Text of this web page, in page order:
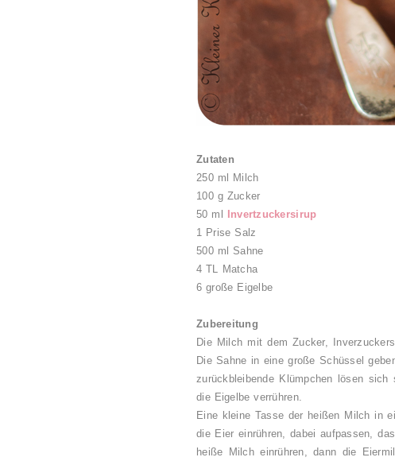
Zutaten
250 ml Milch
100 g Zucker
50 ml
Invertzuckersirup
1 Prise Salz
500 ml Sahne
4 TL Matcha
6 große Eigelbe
Zubereitung
Die Milch mit dem Zucker,
Die Sahne in eine große Schüssel
zurückbleibende Klümpchen lösen
die Eigelbe verrühren.
Eine kleine Tasse der heißen Milch in
die Eier einrühren, dabei aufpassen,
heiße Milch einrühren, dann die